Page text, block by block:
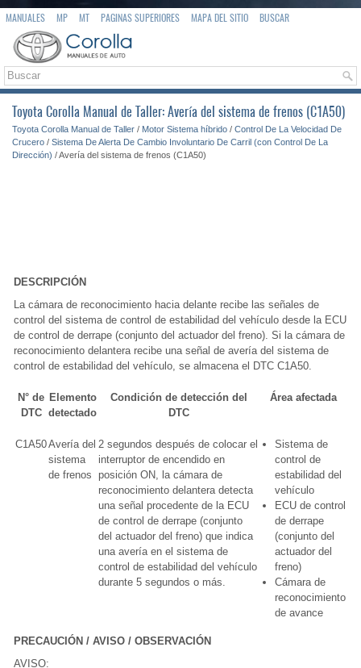
MANUALES MP MT PAGINAS SUPERIORES MAPA DEL SITIO BUSCAR
Toyota Corolla Manual de Taller: Avería del sistema de frenos (C1A50)
Toyota Corolla Manual de Taller / Motor Sistema híbrido / Control De La Velocidad De
Crucero / Sistema De Alerta De Cambio Involuntario De Carril (con Control De La
Dirección) / Avería del sistema de frenos (C1A50)
DESCRIPCIÓN
La cámara de reconocimiento hacia delante recibe las señales de
control del sistema de control de estabilidad del vehículo desde la ECU
de control de derrape (conjunto del actuador del freno). Si la cámara de
reconocimiento delantera recibe una señal de avería del sistema de
control de estabilidad del vehículo, se almacena el DTC C1A50.
N° de
DTC
Elemento
detectado
Condición de detección del
DTC
Área afectada
C1A50Avería del
sistema
de frenos
2 segundos después de colocar el
interruptor de encendido en
posición ON, la cámara de
reconocimiento delantera detecta
una señal procedente de la ECU
de control de derrape (conjunto
del actuador del freno) que indica
una avería en el sistema de
control de estabilidad del vehículo
durante 5 segundos o más.
Sistema de
control de
estabilidad del
vehículo
ECU de control
de derrape
(conjunto del
actuador del
freno)
Cámara de
reconocimiento
de avance
PRECAUCIÓN / AVISO / OBSERVACIÓN
AVISO: